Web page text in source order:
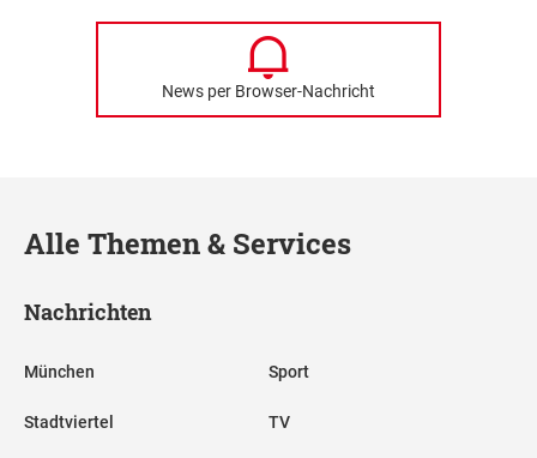
News per Browser-Nachricht
Alle Themen & Services
Nachrichten
München
Stadtviertel
Sport
TV